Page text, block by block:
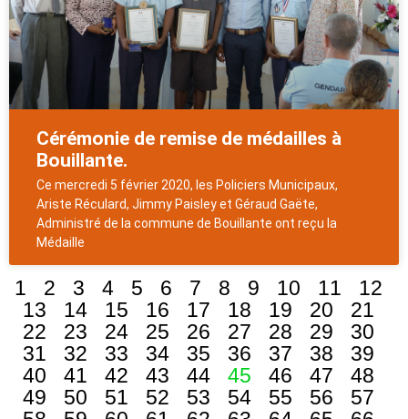
Cérémonie de remise de médailles à
Bouillante.
Ce mercredi 5 février 2020, les Policiers Municipaux,
Ariste Réculard, Jimmy Paisley et Géraud Gaëte,
Administré de la commune de Bouillante ont reçu la
Médaille
1 2 3 4 5 6 7 8 9 10 11
12
13
14 15 16 17 18 19 20
21
22
23 24 25 26 27 28 29
30
31
32 33 34 35 36 37 38
39
40
41 42 43 44 45 46 47
48
49
50 51 52 53 54 55 56
57